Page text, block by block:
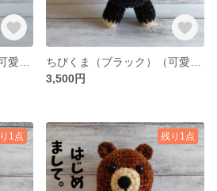
3,500円
1点 残り1点